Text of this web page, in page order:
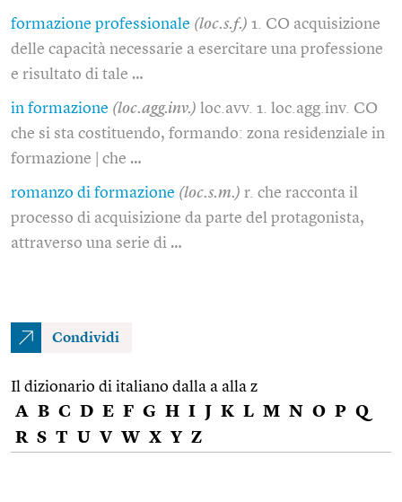
formazione professionale (loc.s.f.) 1. CO acquisizione
delle capacità necessarie a esercitare una professione
e risultato di tale …
in formazione (loc.agg.inv.) loc.avv. 1. loc.agg.inv. CO
che si sta costituendo, formando: zona residenziale in
formazione | che …
romanzo di formazione (loc.s.m.) r. che racconta il
processo di acquisizione da parte del protagonista,
attraverso una serie di …
Condividi
Il dizionario di italiano dalla a alla z
A B C D E F G H I J K L M N O P Q
R S T U V W X Y Z